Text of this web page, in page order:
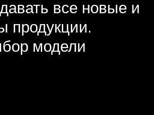
все новые и
продукции.
модели